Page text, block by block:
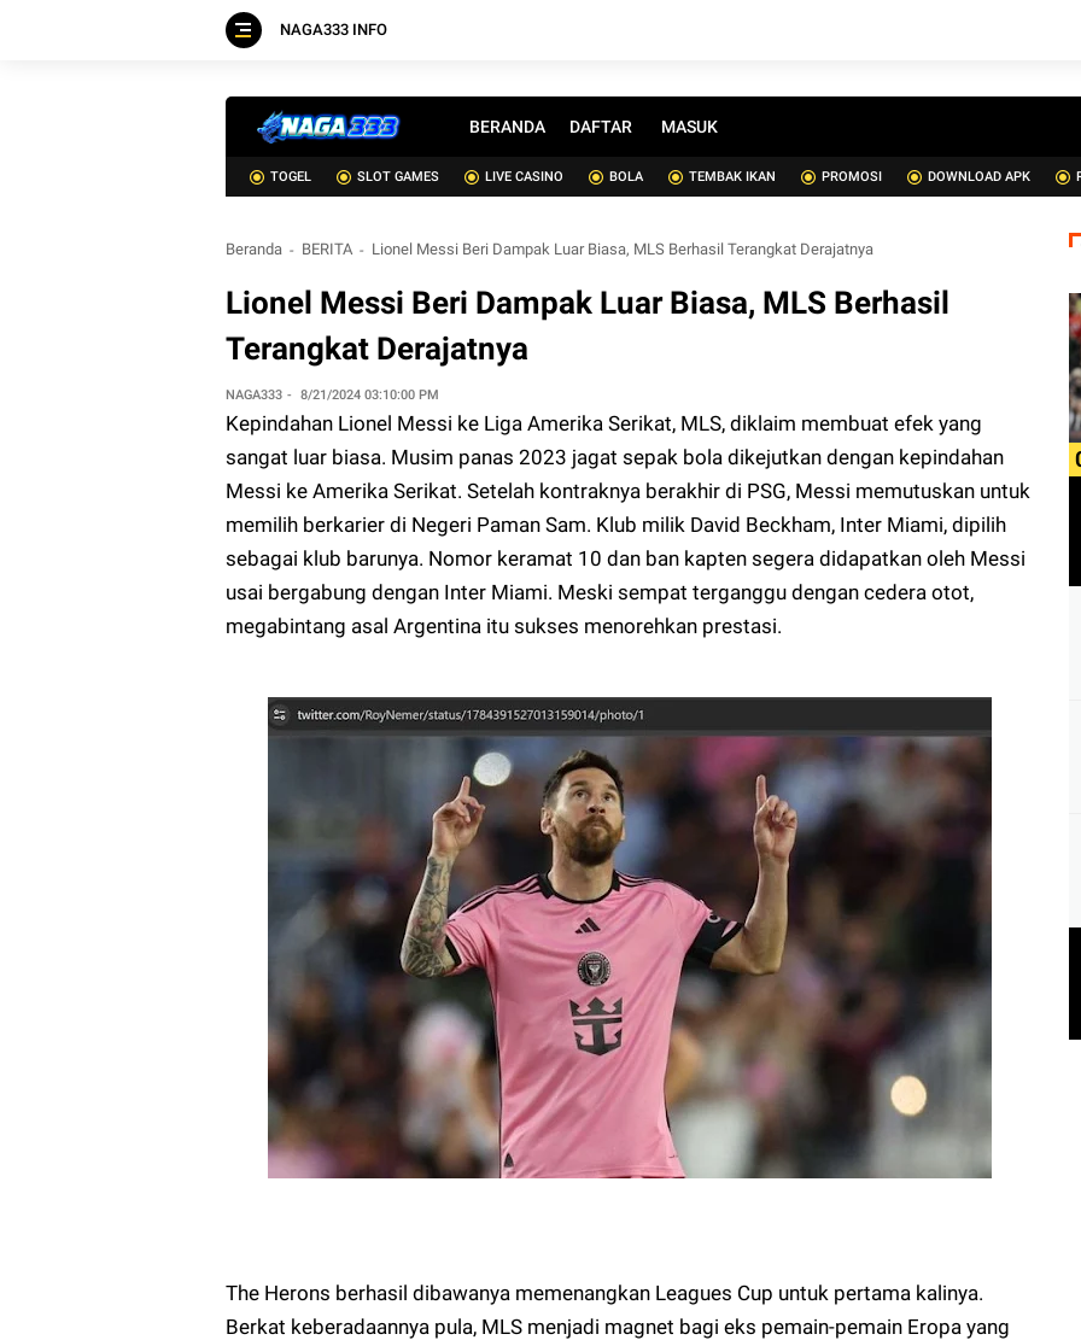
NAGA333 INFO
BERANDA DAFTAR MASUK
TOGEL SLOT GAMES LIVE CASINO BOLA TEMBAK IKAN PROMOSI DOWNLOAD APK
Beranda BERITA Lionel Messi Beri Dampak Luar Biasa, MLS Berhasil Terangkat Derajatnya
Lionel Messi Beri Dampak Luar Biasa, MLS Berhasil
Terangkat Derajatnya
NAGA333 8/21/2024 03:10:00 PM
Kepindahan Lionel Messi ke Liga Amerika Serikat, MLS, diklaim membuat efek yang
sangat luar biasa. Musim panas 2023 jagat sepak bola dikejutkan dengan kepindahan
Messi ke Amerika Serikat. Setelah kontraknya berakhir di PSG, Messi memutuskan untuk
memilih berkarier di Negeri Paman Sam. Klub milik David Beckham, Inter Miami, dipilih
sebagai klub barunya. Nomor keramat 10 dan ban kapten segera didapatkan oleh Messi
usai bergabung dengan Inter Miami. Meski sempat terganggu dengan cedera otot,
megabintang asal Argentina itu sukses menorehkan prestasi.
The Herons berhasil dibawanya memenangkan Leagues Cup untuk pertama kalinya.
Berkat keberadaannya pula, MLS menjadi magnet bagi eks pemain-pemain Eropa yang